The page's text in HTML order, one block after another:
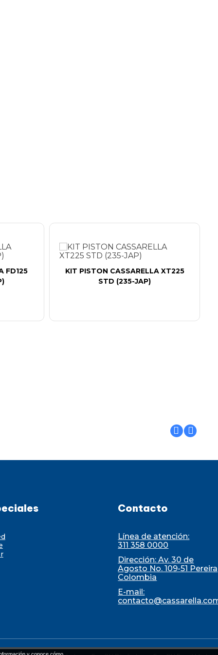
FD125
KIT PISTON CASSARELLA XT225
STD (235-JAP)
Contacto
Línea de atención:
311 358 0000
Dirección: Av. 30 de
Agosto No. 109-51
Colombia
E-mail: